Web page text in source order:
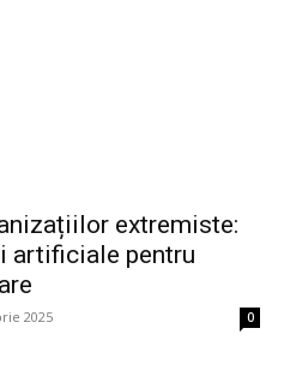
extremiste:
artificiale pentru
2025 0